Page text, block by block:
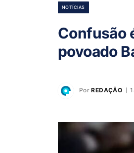
NOTÍCIAS
Confusão
povoado
Por REDAÇÃO